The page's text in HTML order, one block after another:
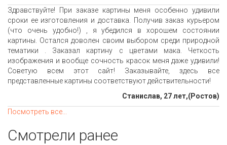
Здравствуйте! При заказе картины меня особенно удивили
сроки ее изготовления и доставка. Получив заказ курьером
(что очень удобно!) , я убедился в хорошем состоянии
картины. Остался доволен своим выбором среди природной
тематики . Заказал картину с цветами мака. Четкость
изображения и вообще сочность красок меня даже удивили!
Советую всем этот сайт! Заказывайте, здесь все
представленные картины соответствуют действительности!
Станислав, 27 лет,(Ростов)
Посмотреть все...
Смотрели ранее